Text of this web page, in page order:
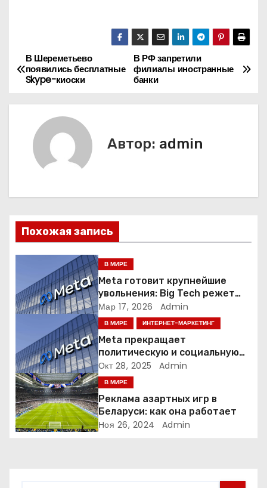
Н
ц
и
п
о
а
п
и
В РФ запретили
филиалы иностранные
банки
В Шереметьево
появились бесплатные
Skype-киоски
Автор: admin
Похожая запись
В МИРЕ
Meta готовит крупнейшие
увольнения: Big Tech режет
людей ради искусственного
интеллекта
Мар 17, 2026 Admin
В МИРЕ ИНТЕРНЕТ-МАРКЕТИНГ
Meta прекращает
политическую и социальную
рекламу в ЕС. Почему это
меняет рынок цифровой
рекламы?
Окт 28, 2025 Admin
В МИРЕ
Реклама азартных игр в
Беларуси: как она работает
Ноя 26, 2024 Admin